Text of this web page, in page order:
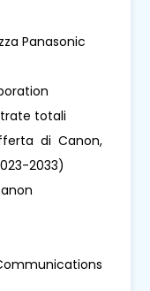
Panasonic
totali
di Canon,
2033)